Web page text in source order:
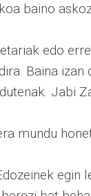
baino
edo
Baina izan
Jabi
mundu
egin